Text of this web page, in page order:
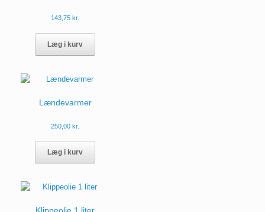
143,75 kr.
Læg i kurv
Lændevarmer
250,00 kr.
Læg i kurv
har
varianter.